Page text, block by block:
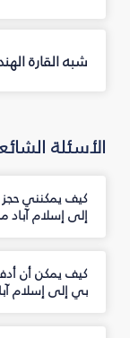
شبه القارة
الأسئلة
كيف يمكنني حجز
إلى إسلام آباد
كيف يمكن أن
بي إلى إسلام